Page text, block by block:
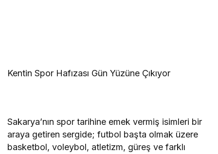
Kentin Spor Hafızası Gün Yüzüne Çıkıyor
Sakarya’nın spor tarihine emek vermiş isimleri bir
araya getiren sergide; futbol başta olmak üzere
basketbol, voleybol, atletizm, güreş ve farklı